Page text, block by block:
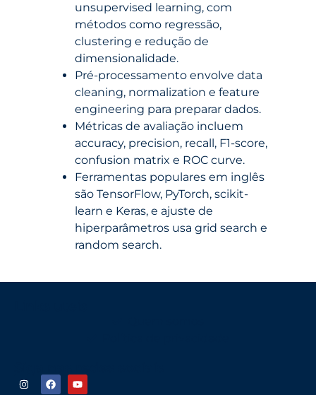
unsupervised learning, com
métodos como regressão,
clustering e redução de
dimensionalidade.
Pré-processamento envolve data
cleaning, normalization e feature
engineering para preparar dados.
Métricas de avaliação incluem
accuracy, precision, recall, F1-score,
confusion matrix e ROC curve.
Ferramentas populares em inglês
são TensorFlow, PyTorch, scikit-
learn e Keras, e ajuste de
hiperparâmetros usa grid search e
random search.